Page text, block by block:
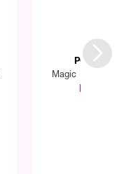
PONDS
Magic BB Powder
฿55